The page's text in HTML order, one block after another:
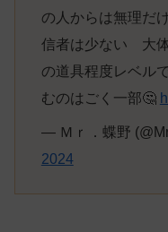
の人からは無理だ
信者は少ない 大
の道具程度レベル
むのはごく一部🤔
— Ｍｒ．蝶野
2024